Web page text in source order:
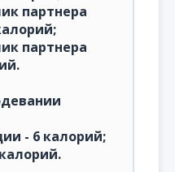
партнера
партнера
- 6 калорий;